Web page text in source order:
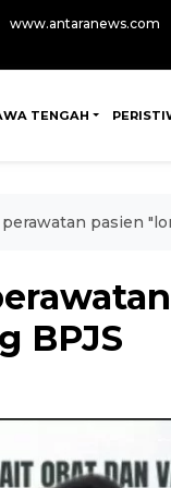
www.antaranews.com
TENGAH
pasien
BPJS